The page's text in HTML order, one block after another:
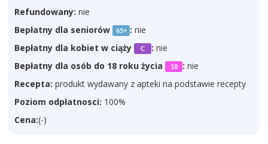
Refundowany: nie
Bepłatny dla seniorów
65+ : nie
Bepłatny dla kobiet w ciąży
C : nie
Bepłatny dla osób do 18 roku życia
18 : nie
Recepta: produkt wydawany z apteki na podstawie recepty
Poziom odpłatnosci: 100%
Cena:(-)